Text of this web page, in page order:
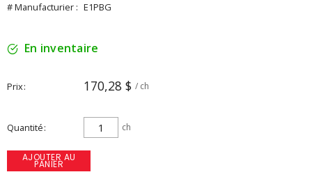
# Manufacturier : E1PBG
En inventaire
Prix 170,28 $ / ch
Quantité ch
AJOUTER AU
PANIER